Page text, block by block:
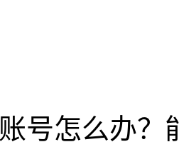
号怎么办？